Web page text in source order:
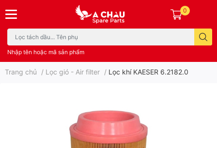
Nhập tên hoặc mã sản phẩm
0
Trang chủ / Lọc gió - Air filter / Lọc khí KAESER 6.2182.0